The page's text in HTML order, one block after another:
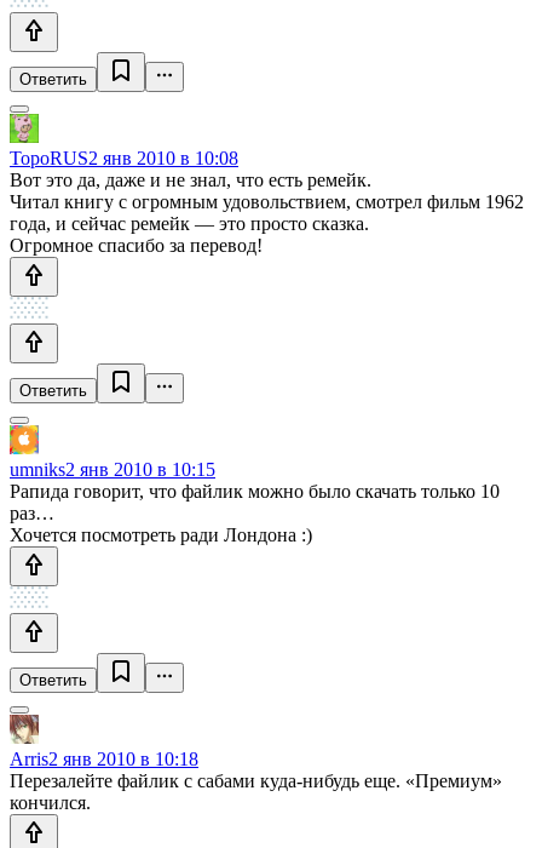
Ответить
TopoRUS2 янв 2010 в 10:08
Вот это да, даже и не знал, что есть ремейк.
Читал книгу с огромным удовольствием, смотрел фильм 1962
года, и сейчас ремейк — это просто сказка.
Огромное спасибо за перевод!
Ответить
umniks2 янв 2010 в 10:15
Рапида говорит, что файлик можно было скачать только 10
раз…
Хочется посмотреть ради Лондона :)
Ответить
Arris2 янв 2010 в 10:18
Перезалейте файлик с сабами куда-нибудь еще. «Премиум»
кончился.